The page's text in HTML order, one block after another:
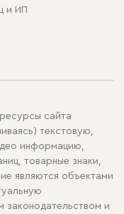
и ИП
сайта
текстовую,
информацию,
товарные знаки,
являются объектами
законодательством и